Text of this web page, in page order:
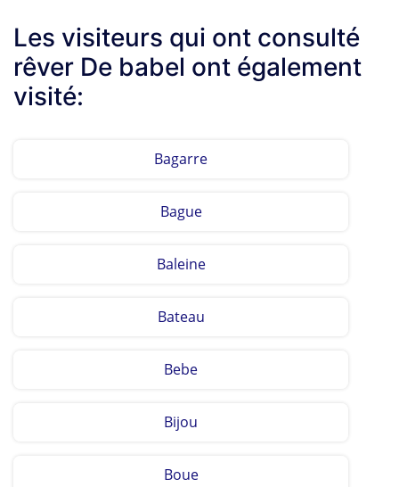
Les visiteurs qui ont consulté
rêver De babel ont également
visité:
Bagarre
Bague
Baleine
Bateau
Bebe
Bijou
Boue